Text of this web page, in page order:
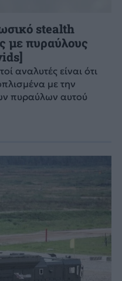
stealth
με πυραύλους
αναλυτές είναι ότι
με την
πυραύλων αυτού